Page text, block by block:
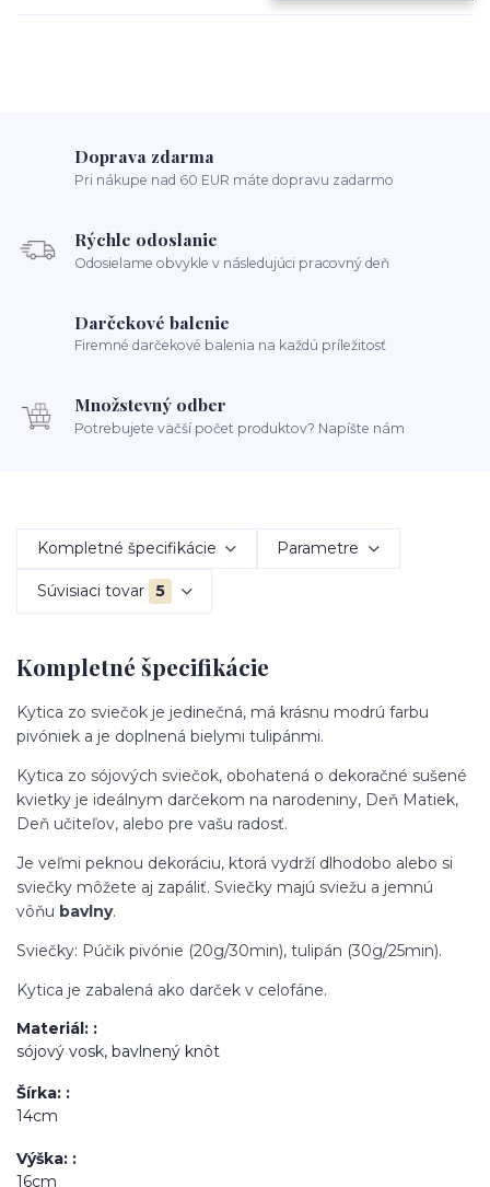
Doprava zdarma
Pri nákupe nad 60 EUR máte dopravu zadarmo
Rýchle odoslanie
Odosielame obvykle v následujúci pracovný deň
Darčekové balenie
Firemné darčekové balenia na každú príležitosť
Množstevný odber
Potrebujete väčší počet produktov? Napíšte nám
Kompletné špecifikácie Parametre
Súvisiaci tovar 5
Kompletné špecifikácie
Kytica zo sviečok je jedinečná, má krásnu modrú farbu
pivóniek a je doplnená bielymi tulipánmi.
Kytica zo sójových sviečok, obohatená o dekoračné sušené
kvietky je ideálnym darčekom na narodeniny, Deň Matiek,
Deň učiteľov, alebo pre vašu radosť.
Je veľmi peknou dekoráciu, ktorá vydrží dlhodobo alebo si
sviečky môžete aj zapáliť. Sviečky majú sviežu a jemnú
vôňu bavlny.
Sviečky: Púčik pivónie (20g/30min), tulipán (30g/25min).
Kytica je zabalená ako darček v celofáne.
Materiál:
sójový vosk, bavlnený knôt
Šírka:
14cm
Výška:
16cm